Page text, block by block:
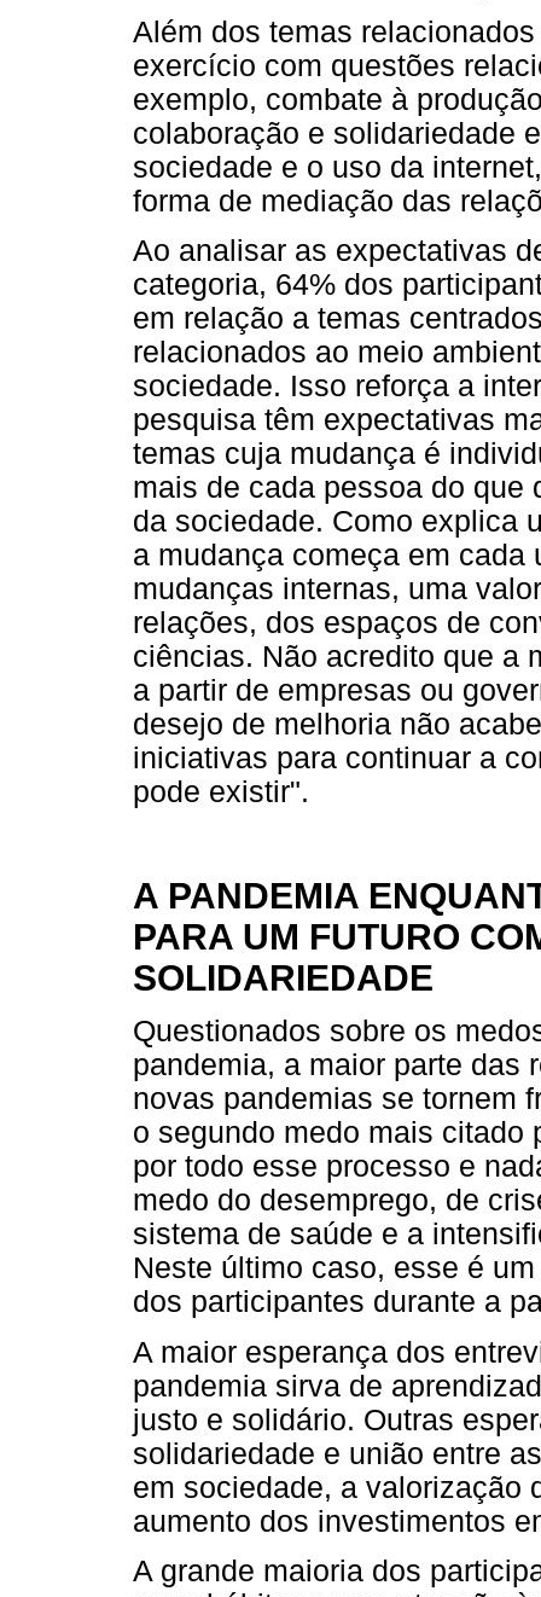
Além dos temas
exercício com questões
exemplo, combate à
colaboração e solidariedade
sociedade e o uso da
forma de mediação das
Ao analisar as expectativas
categoria, 64% dos
em relação a temas
relacionados ao meio
sociedade. Isso reforça a
pesquisa têm expectativas
temas cuja mudança é
mais de cada pessoa do que
da sociedade. Como explica
a mudança começa em cada
mudanças internas, uma
relações, dos espaços de
ciências. Não acredito que a
a partir de empresas ou
desejo de melhoria não
iniciativas para continuar a
pode existir".
A PANDEMIA
PARA UM FUTURO
SOLIDARIEDADE
Questionados sobre os
pandemia, a maior parte das
novas pandemias se tornem
o segundo medo mais citado
por todo esse processo e
medo do desemprego, de
sistema de saúde e a
Neste último caso, esse é
dos participantes durante a
A maior esperança dos
pandemia sirva de
justo e solidário. Outras
solidariedade e união entre
em sociedade, a valorização
aumento dos investimentos
A grande maioria dos